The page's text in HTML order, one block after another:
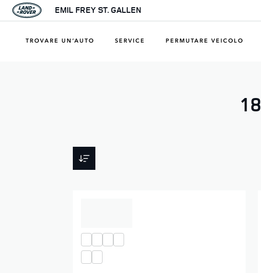
EMIL FREY ST. GALLEN
TROVARE UN’AUTO SERVICE PERMUTARE VEICOLO
18